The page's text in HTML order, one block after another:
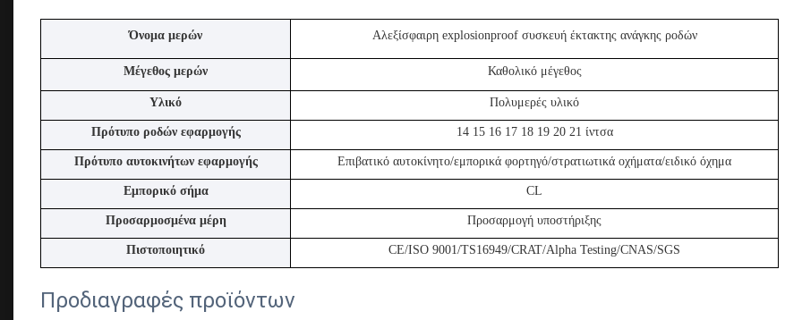
Όνομα μερών Αλεξίσφαιρη explosionproof συσκευή έκτακτης ανάγκης ροδών
Μέγεθος μερών Καθολικό μέγεθος
Υλικό Πολυμερές υλικό
Πρότυπο ροδών εφαρμογής 14 15 16 17 18 19 20 21 ίντσα
Πρότυπο αυτοκινήτων εφαρμογής Επιβατικό αυτοκίνητο/εμπορικά φορτηγό/στρατιωτικά οχήματα/ειδικό όχημα
Εμπορικό σήμα CL
Προσαρμοσμένα μέρη Προσαρμογή υποστήριξης
Πιστοποιητικό CE/ISO 9001/TS16949/CRAT/Alpha Testing/CNAS/SGS
Προδιαγραφές προϊόντων